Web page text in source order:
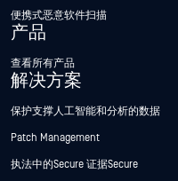
便携式恶意软件扫描
产品
查看所有产品
解决方案
保护支撑人工智能和分析的数据
Patch Management
执法中的Secure 证据Secure